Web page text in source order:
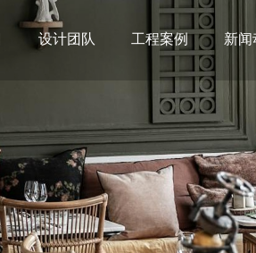
设计团队 工程案例 新闻